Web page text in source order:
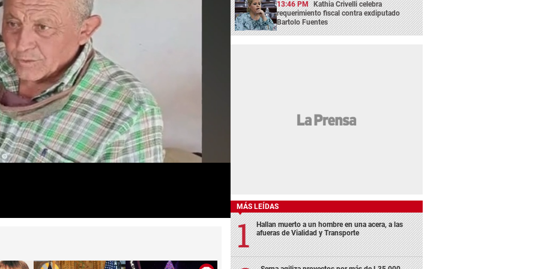
13:46 PM Kathia Crivelli celebra
requerimiento fiscal contra exdiputado
Bartolo Fuentes
MÁS LEÍDAS
Hallan muerto a un hombre en una acera, a las
afueras de Vialidad y Transporte